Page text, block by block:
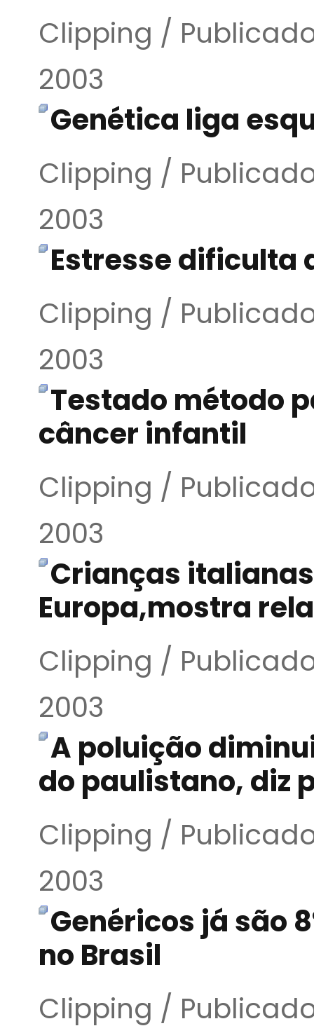
Clipping /
2003
Genética liga
Clipping /
2003
Estresse dificulta
Clipping /
2003
Testado método
câncer infantil
Clipping /
2003
Crianças
Europa,mostra
Clipping /
2003
A poluição
do paulistano, diz
Clipping /
2003
Genéricos já são
no Brasil
Clipping /